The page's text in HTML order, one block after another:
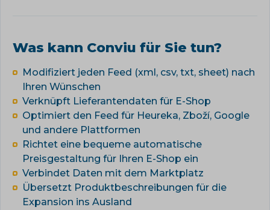
Was kann Conviu für Sie tun?
Modifiziert jeden Feed (xml, csv, txt, sheet) nach
Ihren Wünschen
Verknüpft Lieferantendaten für E-Shop
Optimiert den Feed für Heureka, Zboží, Google
und andere Plattformen
Richtet eine bequeme automatische
Preisgestaltung für Ihren E-Shop ein
Verbindet Daten mit dem Marktplatz
Übersetzt Produktbeschreibungen für die
Expansion ins Ausland